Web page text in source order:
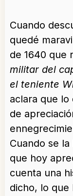
Cuando
quedé
de 1640 que
militar del
el teniente
aclara que lo
de
Cuando se
que hoy
cuenta una
dicho, lo que